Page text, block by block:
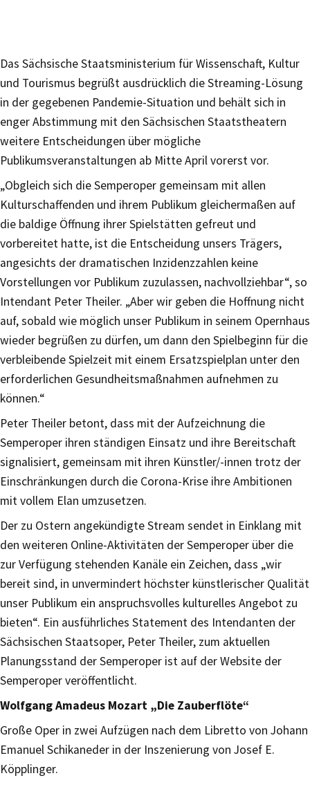
Das Sächsische Staatsministerium für Wissenschaft, Kultur
und Tourismus begrüßt ausdrücklich die Streaming-Lösung
in der gegebenen Pandemie-Situation und behält sich in
enger Abstimmung mit den Sächsischen Staatstheatern
weitere Entscheidungen über mögliche
Publikumsveranstaltungen ab Mitte April vorerst vor.
„Obgleich sich die Semperoper gemeinsam mit allen
Kulturschaffenden und ihrem Publikum gleichermaßen auf
die baldige Öffnung ihrer Spielstätten gefreut und
vorbereitet hatte, ist die Entscheidung unsers Trägers,
angesichts der dramatischen Inzidenzzahlen keine
Vorstellungen vor Publikum zuzulassen, nachvollziehbar“, so
Intendant Peter Theiler. „Aber wir geben die Hoffnung nicht
auf, sobald wie möglich unser Publikum in seinem Opernhaus
wieder begrüßen zu dürfen, um dann den Spielbeginn für die
verbleibende Spielzeit mit einem Ersatzspielplan unter den
erforderlichen Gesundheitsmaßnahmen aufnehmen zu
können.“
Peter Theiler betont, dass mit der Aufzeichnung die
Semperoper ihren ständigen Einsatz und ihre Bereitschaft
signalisiert, gemeinsam mit ihren Künstler/-innen trotz der
Einschränkungen durch die Corona-Krise ihre Ambitionen
mit vollem Elan umzusetzen.
Der zu Ostern angekündigte Stream sendet in Einklang mit
den weiteren Online-Aktivitäten der Semperoper über die
zur Verfügung stehenden Kanäle ein Zeichen, dass „wir
bereit sind, in unvermindert höchster künstlerischer Qualität
unser Publikum ein anspruchsvolles kulturelles Angebot zu
bieten“. Ein ausführliches Statement des Intendanten der
Sächsischen Staatsoper, Peter Theiler, zum aktuellen
Planungsstand der Semperoper ist auf der Website der
Semperoper veröffentlicht.
Wolfgang Amadeus Mozart „Die Zauberflöte“
Große Oper in zwei Aufzügen nach dem Libretto von Johann
Emanuel Schikaneder in der Inszenierung von Josef E.
Köpplinger.